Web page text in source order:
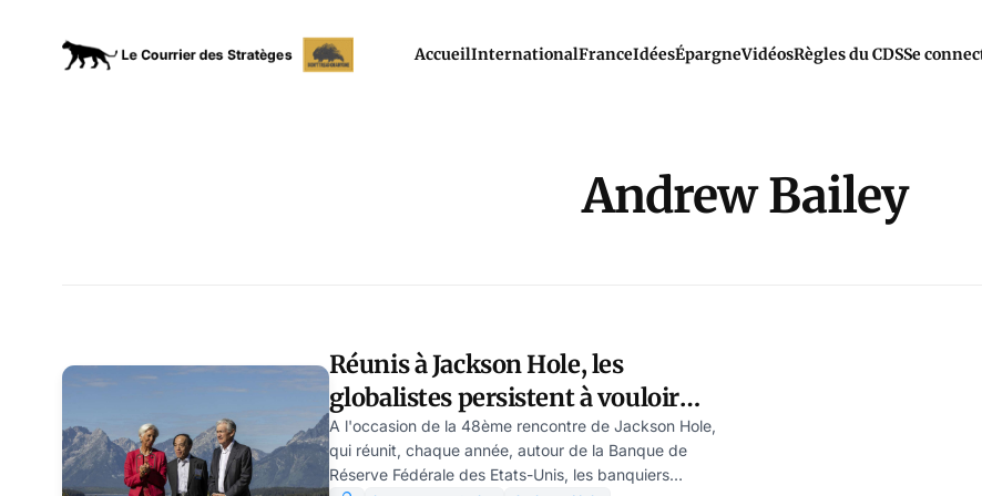
AccueilInternationalFranceIdéesÉpargneVidéosRègles du CDSSe
Andrew Bailey
Réunis à Jackson Hole, les
globalistes persistent à vouloir
l'immigration massive
A l'occasion de la 48ème rencontre de Jackson Hole,
qui réunit, chaque année, autour de la Banque de
Réserve Fédérale des Etats-Unis, les banquiers